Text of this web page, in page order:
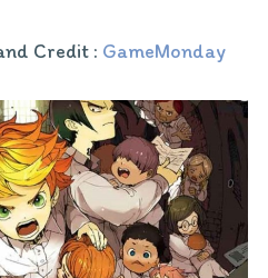
Credit : GameMonday